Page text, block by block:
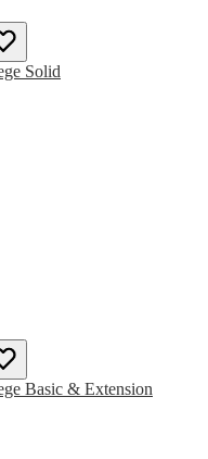
Solid
Basic & Extension